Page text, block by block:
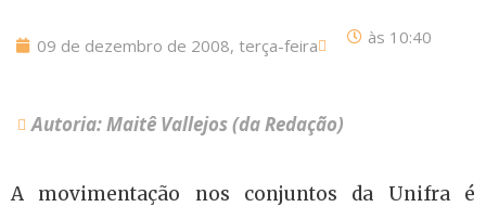
09 de dezembro de 2008, terça-feira às 10:40
Autoria: Maitê Vallejos (da Redação)
A movimentação nos conjuntos da Unifra é